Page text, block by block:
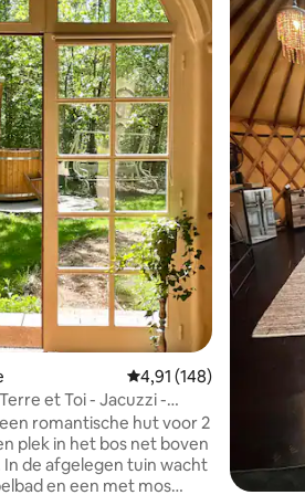
Gemiddelde
4,91 (148)
et Toi - Jacuzzi -
een romantische hut voor 2
plek in het bos net boven
de afgelegen tuin wacht
en een met mos